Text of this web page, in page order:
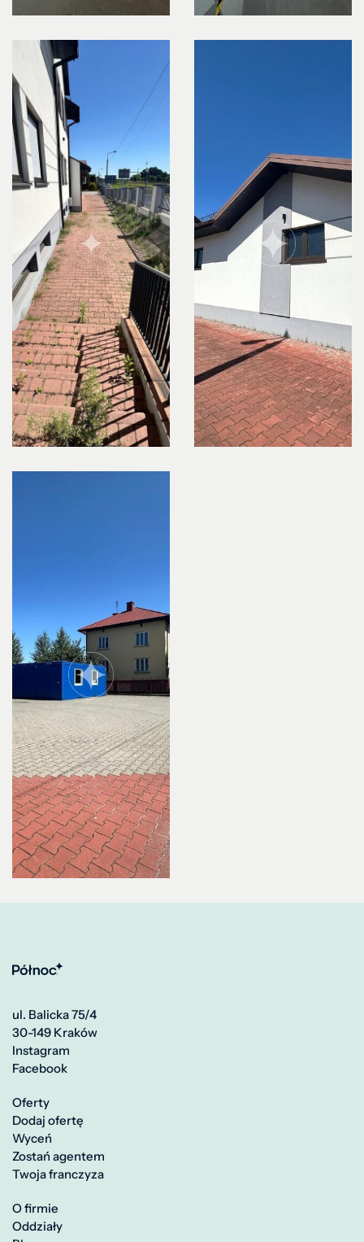
ul. Balicka 75/4
30-149 Kraków
Instagram
Facebook
Oferty
Dodaj ofertę
Wyceń
Zostań agentem
Twoja franczyza
O firmie
Oddziały